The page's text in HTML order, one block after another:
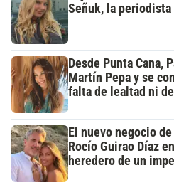
Señuk, la periodista
Desde Punta Cana,
Martín Pepa y se
falta de lealtad ni
El nuevo negocio
Rocío Guirao Díaz
heredero de un